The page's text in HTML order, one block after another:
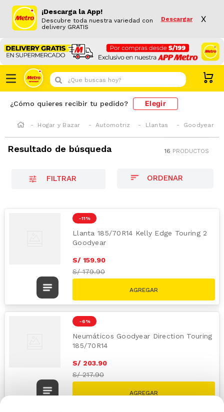
¡Descarga la App!
Descubre toda nuestra variedad con
delivery GRATIS
Descargar X
¿Que buscas hoy?
¿Cómo quieres recibir tu pedido? Elegir
Hogar y Bazar Automotriz Llantas Goodyear
Resultado de búsqueda 16 PRODUCTOS
FILTRAR
-11 %
Llanta 185/70R14 Kelly Edge Touring 2
Goodyear
S/ 159.90
S/179.90
-6 %
Neumáticos Goodyear Direction Touring
185/70R14
S/ 203.90
S/217.90